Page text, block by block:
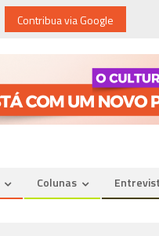
Contribua via Google
Colunas